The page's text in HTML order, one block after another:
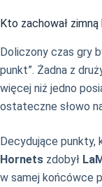
Kto zachował
Doliczony czas gry
punkt”. Żadna z
więcej niż jedno
ostateczne słowo
Decydujące
Hornets zdobył
w samej końcówce